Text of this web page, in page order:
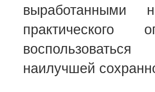
выработанными
наилучшей